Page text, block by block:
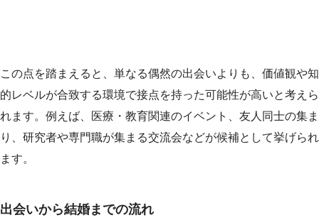
この点を踏まえると、単なる偶然の出会いよりも、価値観や知
的レベルが合致する環境で接点を持った可能性が高いと考えら
れます。例えば、医療・教育関連のイベント、友人同士の集ま
り、研究者や専門職が集まる交流会などが候補として挙げられ
ます。
出会いから結婚までの流れ